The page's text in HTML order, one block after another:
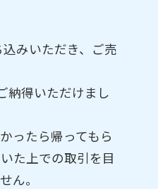
みいただき、ご売
納得いただけまし
ったら帰ってもら
た上での取引を目
ん。